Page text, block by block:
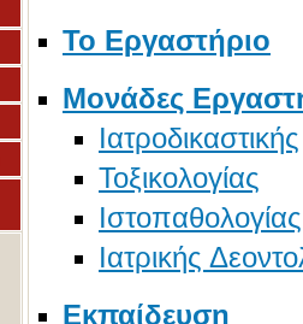
Το Εργαστήριο
Μονάδες
Ιατροδικαστικής
Τοξικολογίας
Ιστοπαθολογίας
Ιατρικής
Εκπαίδευση